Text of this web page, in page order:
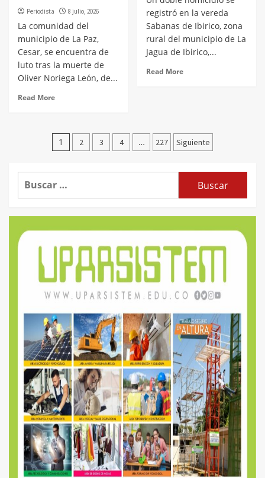
Periodista 8 julio, 2026
La comunidad del
municipio de La Paz,
Cesar, se encuentra de
luto tras la muerte de
Oliver Noriega León, de...
Read More
registró en la vereda
Sabanas de Ibirico, zona
rural del municipio de La
Jagua de Ibirico,...
Read More
Paginación
entradas
1 2 3 4 … 227 Siguiente
Buscar: